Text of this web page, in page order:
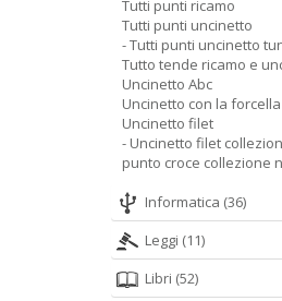
Tutti punti ricamo
Tutti punti uncinetto
- Tutti punti uncinetto
Tutto tende ricamo e
Uncinetto Abc
Uncinetto con la forcella
Uncinetto filet
- Uncinetto filet
punto croce collezione
Informatica (36)
Leggi (11)
Libri (52)